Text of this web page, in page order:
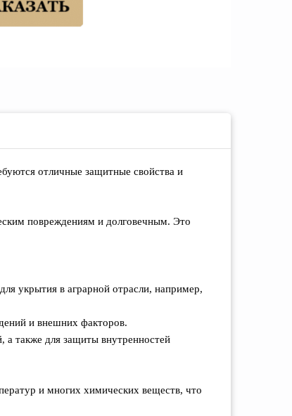
отличные защитные свойства и
повреждениям и долговечным. Это
укрытия в аграрной отрасли, например,
и внешних факторов.
а также для защиты внутренностей
и многих химических веществ, что